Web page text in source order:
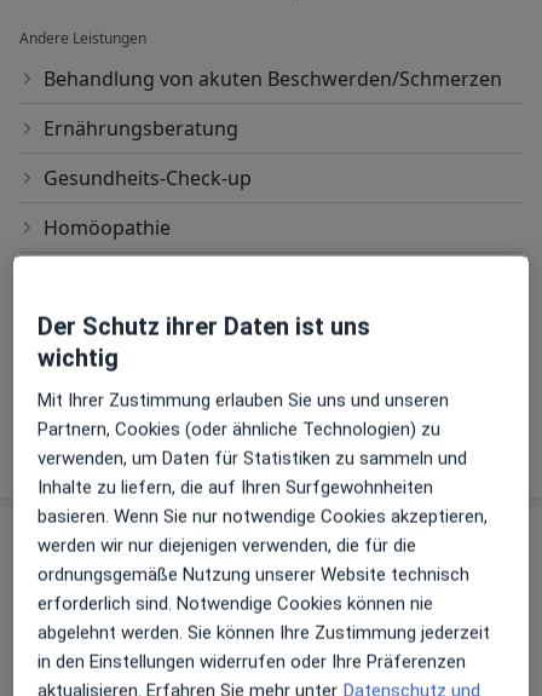
Andere Leistungen
Behandlung von akuten Beschwerden/Schmerzen
Ernährungsberatung
Gesundheits-Check-up
Homöopathie
Kontrolluntersuchung
Ultraschalluntersuchung
Wie funktioniert die Preisbildung?
Praxen (2)
Adresse 1 Adresse 2
Der Schutz ihrer Daten ist uns
wichtig
Mit Ihrer Zustimmung erlauben Sie uns und unseren
Partnern, Cookies (oder ähnliche Technologien) zu
verwenden, um Daten für Statistiken zu sammeln und
Inhalte zu liefern, die auf Ihren Surfgewohnheiten
basieren. Wenn Sie nur notwendige Cookies akzeptieren,
werden wir nur diejenigen verwenden, die für die
ordnungsgemäße Nutzung unserer Website technisch
erforderlich sind. Notwendige Cookies können nie
abgelehnt werden. Sie können Ihre Zustimmung jederzeit
in den Einstellungen widerrufen oder Ihre Präferenzen
aktualisieren. Erfahren Sie mehr unter Datenschutz und